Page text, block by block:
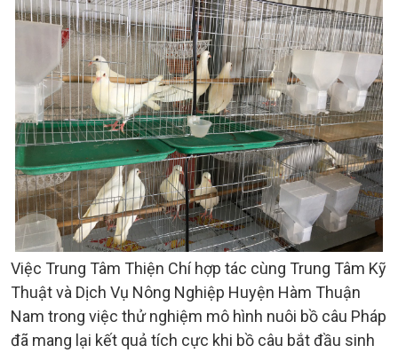
Việc Trung Tâm Thiện Chí hợp tác cùng Trung Tâm Kỹ
Thuật và Dịch Vụ Nông Nghiệp Huyện Hàm Thuận
Nam trong việc thử nghiệm mô hình nuôi bồ câu Pháp
đã mang lại kết quả tích cực khi bồ câu bắt đầu sinh